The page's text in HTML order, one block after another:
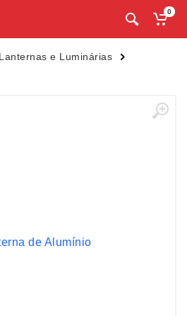
0
Lanternas e Luminárias